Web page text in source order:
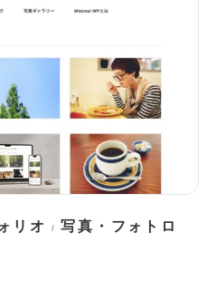
リオ /写真・フォトロ